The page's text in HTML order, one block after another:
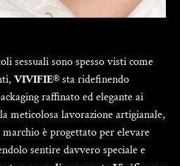
sessuali sono spesso visti come
VIVIFIE®sta ridefinendo
raffinato ed elegante ai
meticolosa lavorazione artigianale,
è progettato per elevare
sentire davvero speciale e